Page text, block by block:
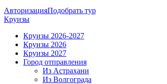
АвторизацияПодобрать тур
Круизы
Круизы 2026-2027
Круизы 2026
Круизы 2027
Город отправления
Из Астрахани
Из Волгограда